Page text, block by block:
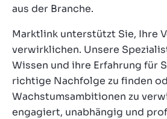
aus der Branche.
Marktlink unterstützt Sie, Ihre
verwirklichen. Unsere
Wissen und ihre Erfahrung für
richtige Nachfolge zu finden
Wachstumsambitionen zu
engagiert, unabhängig und